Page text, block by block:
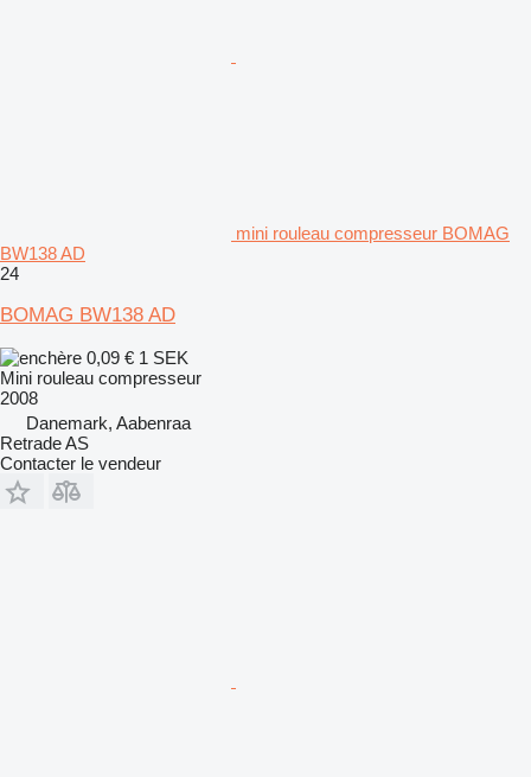
mini rouleau compresseur BOMAG
BW138 AD
24
BOMAG BW138 AD
0,09 € 1 SEK
Mini rouleau compresseur
2008
Danemark, Aabenraa
Retrade AS
Contacter le vendeur